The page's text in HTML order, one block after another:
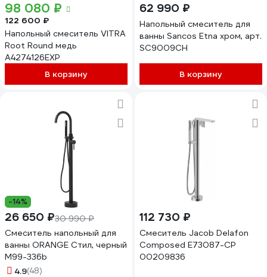
98 080 ₽
122 600 ₽
Напольный смеситель VITRA
Root Round медь
A4274126EXP
В корзину
62 990 ₽
Напольный смеситель для
ванны Sancos Etna хром, арт.
SC9009CH
В корзину
-14%
26 650 ₽30 990 ₽
Смеситель напольный для
ванны ORANGE Стил, черный
M99-336b
4.9(48)
112 730 ₽
Смеситель Jacob Delafon
Composed E73087-CP
00209836